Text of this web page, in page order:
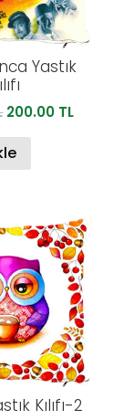
Yastık
Orijinal
350.00 TL.
200.00 TLŞu
Kılıfı-2